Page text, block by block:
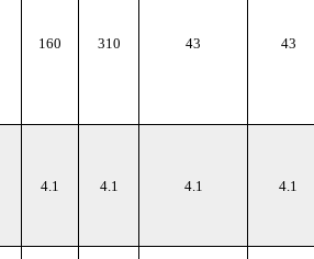
160 310 43 43
4.1 4.1 4.1 4.1